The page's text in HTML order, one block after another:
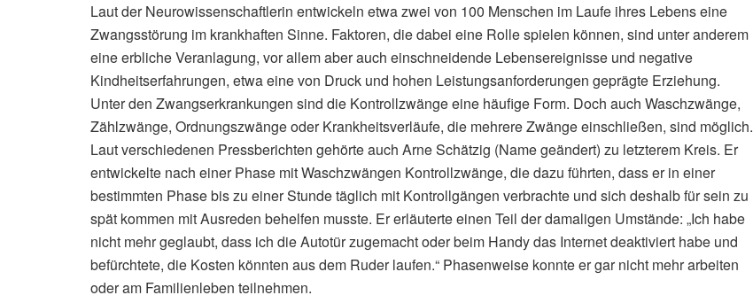
Laut der Neurowissenschaftlerin entwickeln etwa zwei von 100 Menschen im Laufe ihres Lebens eine
Zwangsstörung im krankhaften Sinne. Faktoren, die dabei eine Rolle spielen können, sind unter anderem
eine erbliche Veranlagung, vor allem aber auch einschneidende Lebensereignisse und negative
Kindheitserfahrungen, etwa eine von Druck und hohen Leistungsanforderungen geprägte Erziehung.
Unter den Zwangserkrankungen sind die Kontrollzwänge eine häufige Form. Doch auch Waschzwänge,
Zählzwänge, Ordnungszwänge oder Krankheitsverläufe, die mehrere Zwänge einschließen, sind möglich.
Laut verschiedenen Pressberichten gehörte auch Arne Schätzig (Name geändert) zu letzterem Kreis. Er
entwickelte nach einer Phase mit Waschzwängen Kontrollzwänge, die dazu führten, dass er in einer
bestimmten Phase bis zu einer Stunde täglich mit Kontrollgängen verbrachte und sich deshalb für sein zu
spät kommen mit Ausreden behelfen musste. Er erläuterte einen Teil der damaligen Umstände: „Ich habe
nicht mehr geglaubt, dass ich die Autotür zugemacht oder beim Handy das Internet deaktiviert habe und
befürchtete, die Kosten könnten aus dem Ruder laufen.“ Phasenweise konnte er gar nicht mehr arbeiten
oder am Familienleben teilnehmen.